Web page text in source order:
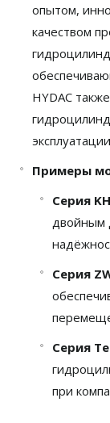
опытом,
качеством
HYDAC
Примеры
Серия
двойным
Серия
Серия
при